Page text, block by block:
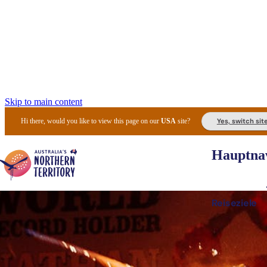
Skip to main content
Hi there, would you like to view this page on ourUSA site? Yes, switch
Reiseziele